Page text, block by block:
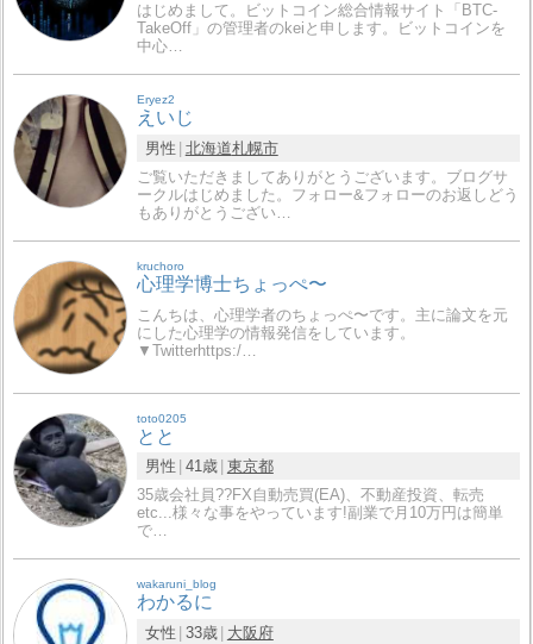
はじめまして。ビットコイン総合情報サイト「BTC-
TakeOff」の管理者のkeiと申します。ビットコインを
中心…
Eryez2
えいじ
男性 北海道札幌市
ご覧いただきましてありがとうございます。ブログサ
ークルはじめました。フォロー&フォローのお返しどう
もありがとうござい…
kruchoro
心理学博士ちょっぺ〜
こんちは、心理学者のちょっぺ〜です。主に論文を元
にした心理学の情報発信をしています。
▼Twitterhttps:/…
toto0205
とと
男性 41歳 東京都
35歳会社員?‍?FX自動売買(EA)、不動産投資、転売
etc...様々な事をやっています!副業で月10万円は簡単
で…
wakaruni_blog
わかるに
女性 33歳
大阪府